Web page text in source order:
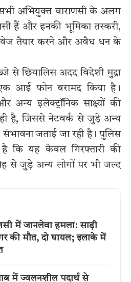
सभी अभियुक्त वाराणसी के अलग
हैं और इनकी भूमिका तस्करी,
तैयार करने और अवैध धन के
से छियालिस अदद विदेशी मुद्रा
आई फोन बरामद किया है।
अन्य इलेक्ट्रॉनिक साक्ष्यों की
है, जिससे नेटवर्क से जुड़े अन्य
संभावना जताई जा रही है। पुलिस
है कि यह केवल गिरफ्तारी की
से जुड़े अन्य लोगों पर भी जल्द
में जानलेवा हमला: साड़ी
की मौत, दो घायल; इलाके में
में ज्वलनशील पदार्थ से